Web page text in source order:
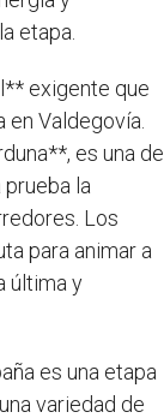
etapa.
exigente que
en Valdegovía.
es una de
la
Los
para animar a
última y
es una etapa
variedad de